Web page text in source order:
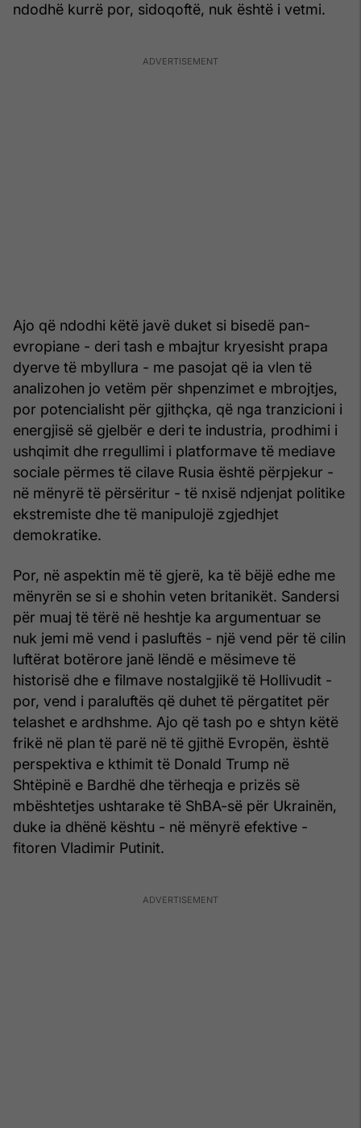
ndodhë kurrë por, sidoqoftë, nuk është i vetmi.
Ajo që ndodhi këtë javë duket si bisedë pan-
evropiane - deri tash e mbajtur kryesisht prapa
dyerve të mbyllura - me pasojat që ia vlen të
analizohen jo vetëm për shpenzimet e mbrojtjes,
por potencialisht për gjithçka, që nga tranzicioni i
energjisë së gjelbër e deri te industria, prodhimi i
ushqimit dhe rregullimi i platformave të mediave
sociale përmes të cilave Rusia është përpjekur -
në mënyrë të përsëritur - të nxisë ndjenjat politike
ekstremiste dhe të manipulojë zgjedhjet
demokratike.
Por, në aspektin më të gjerë, ka të bëjë edhe me
mënyrën se si e shohin veten britanikët. Sandersi
për muaj të tërë në heshtje ka argumentuar se
nuk jemi më vend i pasluftës - një vend për të cilin
luftërat botërore janë lëndë e mësimeve të
historisë dhe e filmave nostalgjikë të Hollivudit -
por, vend i paraluftës që duhet të përgatitet për
telashet e ardhshme. Ajo që tash po e shtyn këtë
frikë në plan të parë në të gjithë Evropën, është
perspektiva e kthimit të Donald Trump në
Shtëpinë e Bardhë dhe tërheqja e prizës së
mbështetjes ushtarake të ShBA-së për Ukrainën,
duke ia dhënë kështu - në mënyrë efektive -
fitoren Vladimir Putinit.